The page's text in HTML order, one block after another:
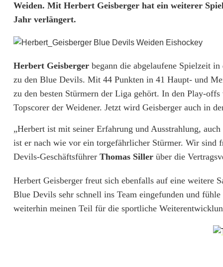
B
l
u
e
D
e
i
l
s
:
H
Weiden. Mit Herbert Geisberger hat ein weiterer
Jahr verlängert.
Herbert Geisberger begann die abgelaufene Spielzeit
zu den Blue Devils. Mit 44 Punkten in 41 Haupt- und
zu den besten Stürmern der Liga gehört. In den Play-
Topscorer der Weidener. Jetzt wird Geisberger auch in
„Herbert ist mit seiner Erfahrung und Ausstrahlung,
ist er nach wie vor ein torgefährlicher Stürmer. Wir
Devils-Geschäftsführer Thomas Siller über die
Herbert Geisberger freut sich ebenfalls auf eine weitere
Blue Devils sehr schnell ins Team eingefunden und
weiterhin meinen Teil für die sportliche